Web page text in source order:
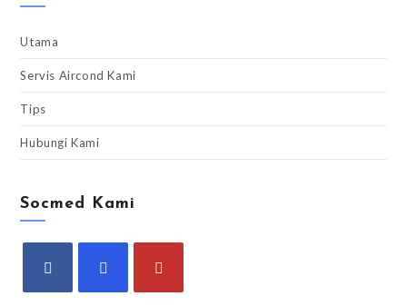
Utama
Servis Aircond Kami
Tips
Hubungi Kami
Socmed Kami